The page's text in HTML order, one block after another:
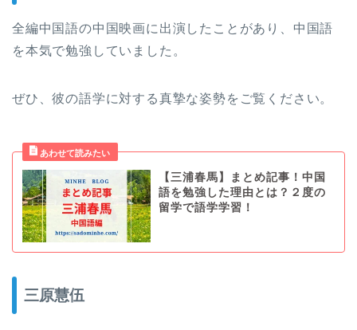
全編中国語の中国映画に出演したことがあり、中国語
を本気で勉強していました。
ぜひ、彼の語学に対する真摯な姿勢をご覧ください。
【三浦春馬】まとめ記事！中国
語を勉強した理由とは？２度の
留学で語学学習！
三原慧伍